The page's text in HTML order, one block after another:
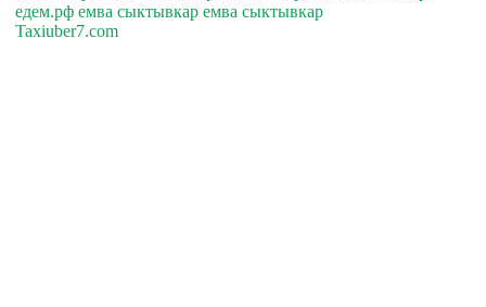
едем.рф емва сыктывкар емва сыктывкар
Taxiuber7.com